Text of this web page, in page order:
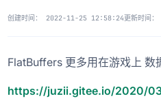
创建时间： 2022-11-25 12:58:24更新时间：
FlatBuffers 更多用在游戏上
https://juzii.gitee.io/2020/